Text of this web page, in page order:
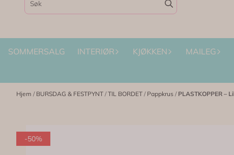
SOMMERSALG INTERIØR KJØKKEN MAILEG
Hjem / BURSDAG & FESTPYNT /TIL BORDET / Pappkrus / PLASTKOPPER –
-50%